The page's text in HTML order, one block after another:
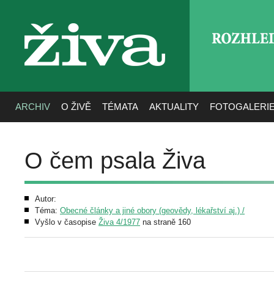
živa
ARCHIV O ŽIVĚ TÉMATA AKTUALITY
O čem psala Živa
Autor:
Téma: Obecné články a jiné obory (geovědy, lékařství aj.) /
Vyšlo v časopise Živa 4/1977 na straně 160